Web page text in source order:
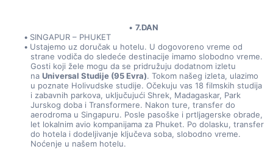
7.DAN
SINGAPUR – PHUKET
Ustajemo uz doručak u hotelu. U dogovoreno vreme od
strane vodiča do sledeće destinacije imamo slobodno vreme.
Gosti koji žele mogu da se pridružuju dodatnom izletu
na Universal Studije (95 Evra). Tokom našeg izleta, ulazimo
u poznate Holivudske studije. Očekuju vas 18 filmskih studija
i zabavnih parkova, uključujući Shrek, Madagaskar, Park
Jurskog doba i Transformere. Nakon ture, transfer do
aerodroma u Singapuru. Posle pasoške i prtljagerske obrade,
let lokalnim avio kompanijama za Phuket. Po dolasku, transfer
do hotela i dodeljivanje ključeva soba, slobodno vreme.
Noćenje u našem hotelu.